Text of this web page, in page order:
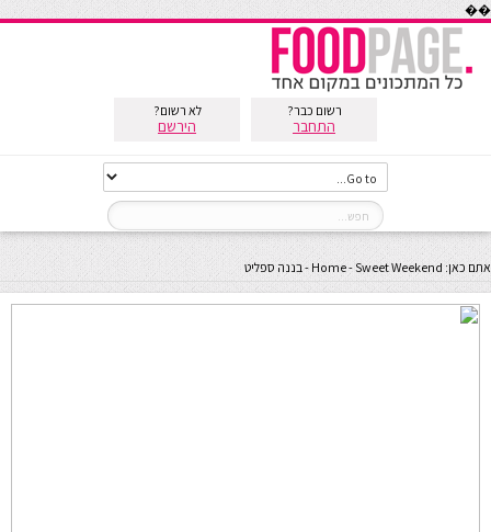
��
רשום כבר?
התחבר
לא רשום?
הירשם
אתם כאן: Home-Sweet Weekend
-בננה ספליט